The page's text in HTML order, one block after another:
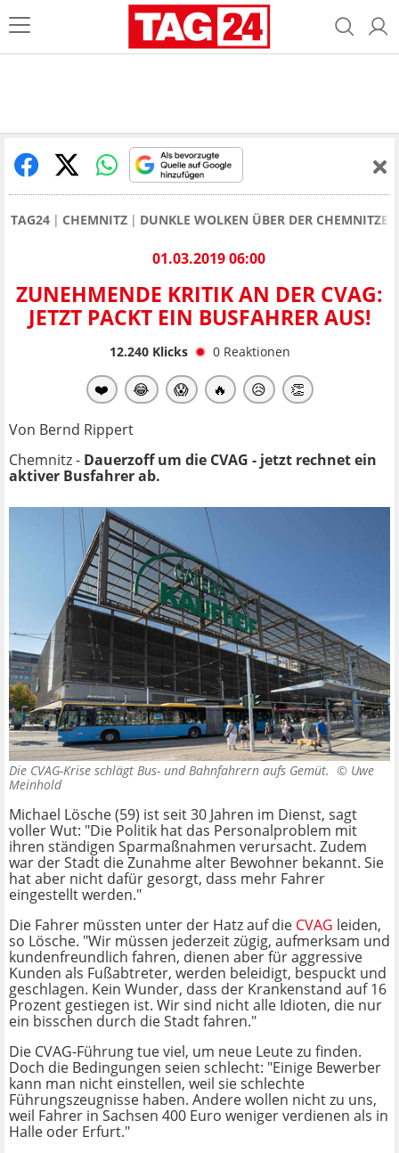
TAG24 CHEMNITZ DUNKLE WOLKEN ÜBER DER
01.03.2019 06:00
ZUNEHMENDE KRITIK AN DER CVAG:
JETZT PACKT EIN BUSFAHRER AUS!
12.240Klicks 0 Reaktionen
❤️ 😂 😱 🔥 😥 👏
Von Bernd Rippert
Chemnitz - Dauerzoff um die CVAG - jetzt rechnet ein
aktiver Busfahrer ab.
Die CVAG-Krise schlägt Bus- und Bahnfahrern aufs Gemüt. © Uwe
Meinhold
Michael Lösche (59) ist seit 30 Jahren im Dienst, sagt
voller Wut: "Die Politik hat das Personalproblem mit
ihren ständigen Sparmaßnahmen verursacht. Zudem
war der Stadt die Zunahme alter Bewohner bekannt. Sie
hat aber nicht dafür gesorgt, dass mehr Fahrer
eingestellt werden."
Die Fahrer müssten unter der Hatz auf die CVAG leiden,
so Lösche. "Wir müssen jederzeit zügig, aufmerksam und
kundenfreundlich fahren, dienen aber für aggressive
Kunden als Fußabtreter, werden beleidigt, bespuckt und
geschlagen. Kein Wunder, dass der Krankenstand auf 16
Prozent gestiegen ist. Wir sind nicht alle Idioten, die nur
ein bisschen durch die Stadt fahren."
Die CVAG-Führung tue viel, um neue Leute zu finden.
Doch die Bedingungen seien schlecht: "Einige Bewerber
kann man nicht einstellen, weil sie schlechte
Führungszeugnisse haben. Andere wollen nicht zu uns,
weil Fahrer in Sachsen 400 Euro weniger verdienen als in
Halle oder Erfurt."